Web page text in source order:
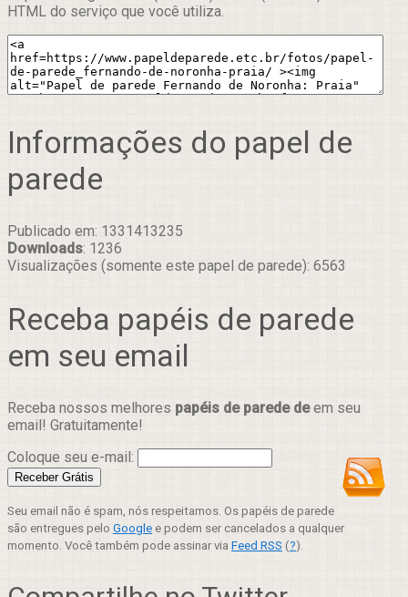
HTML do serviço que você utiliza.
Informações do papel de
parede
Publicado em: 1331413235
Downloads: 1236
Visualizações (somente este papel de parede): 6563
Receba papéis de parede
em seu email
Receba nossos melhores papéis de parede deem seu
email! Gratuitamente!
Coloque seu e-mail:
Seu email não é spam, nós respeitamos. Os papéis de parede
são entregues pelo Google e podem ser cancelados a qualquer
momento. Você também pode assinar via Feed RSS (?).